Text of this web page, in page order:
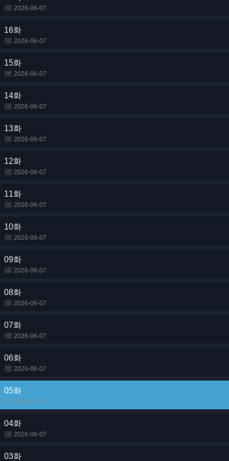
2026-06-07
16화
2026-06-07
15화
2026-06-07
14화
2026-06-07
13화
2026-06-07
12화
2026-06-07
11화
2026-06-07
10화
2026-06-07
09화
2026-06-07
08화
2026-06-07
07화
2026-06-07
06화
2026-06-07
05화
2026-06-07
04화
2026-06-07
03화